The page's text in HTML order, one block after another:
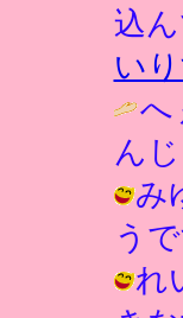
込
い
へ
ん
み
う
れ